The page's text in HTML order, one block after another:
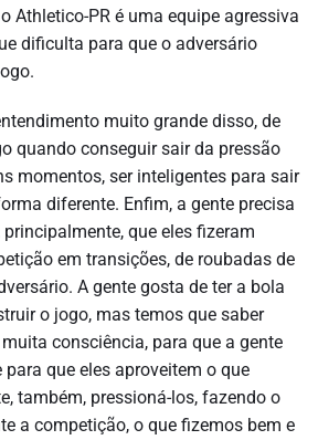
Athletico-PR é uma equipe agressiva
dificulta para que o adversário
muito grande disso, de
quando conseguir sair da pressão
momentos, ser inteligentes para sair
diferente. Enfim, a gente precisa
que eles fizeram
em transições, de roubadas de
A gente gosta de ter a bola
o jogo, mas temos que saber
consciência, para que a gente
que eles aproveitem o que
também, pressioná-los, fazendo o
a competição, o que fizemos bem e